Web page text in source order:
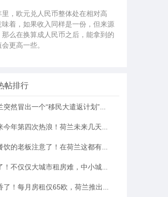
里，欧元兑人民币整体处在相对高
味着，如果收入同样是一份，但来源
那么在换算成人民币之后，能拿到的
更高一些。
帖排行
然冒出一个“移民大遣返计划”，64万人已经签字支持
年第四次热浪！荷兰未来几天最高33℃，八月中开始…
的老板注意了！在荷兰这都有人偷，全过程很淡定
不仅仅大城市租房难，中小城市的房租开始暴涨
！每月房租仅65欧，荷兰推出学生住宿优惠福利…